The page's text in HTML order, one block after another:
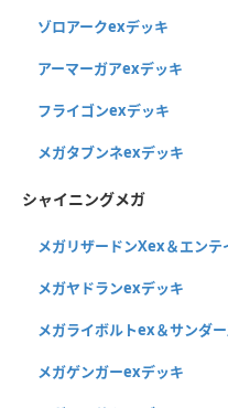
ゾロアークexデッキ
アーマーガアexデッキ
フライゴンexデッキ
メガタブンネexデッキ
シャイニングメガ
メガリザードンXex＆エンテ
メガヤドランexデッキ
メガライボルトex＆サンダ
メガゲンガーexデッキ